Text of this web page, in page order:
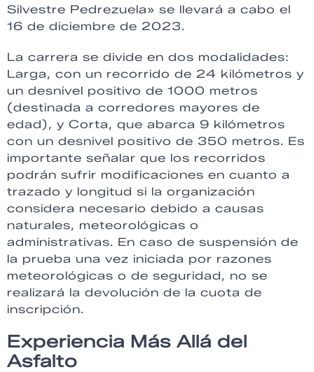
Silvestre Pedrezuela» se llevará a cabo el
16 de diciembre de 2023.
La carrera se divide en dos modalidades:
Larga, con un recorrido de 24 kilómetros y
un desnivel positivo de 1000 metros
(destinada a corredores mayores de
edad), y Corta, que abarca 9 kilómetros
con un desnivel positivo de 350 metros. Es
importante señalar que los recorridos
podrán sufrir modificaciones en cuanto a
trazado y longitud si la organización
considera necesario debido a causas
naturales, meteorológicas o
administrativas. En caso de suspensión de
la prueba una vez iniciada por razones
meteorológicas o de seguridad, no se
realizará la devolución de la cuota de
inscripción.
Experiencia Más Allá del
Asfalto